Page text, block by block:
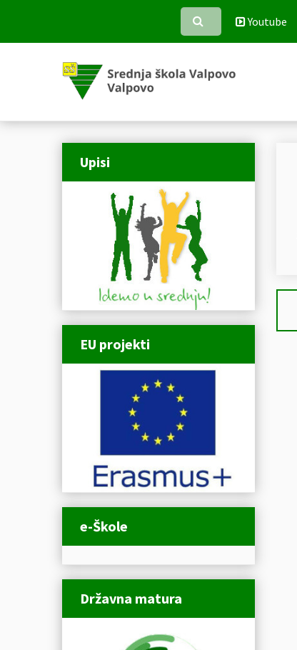
Youtube
Upisi
EU projekti
e-Škole
Državna matura